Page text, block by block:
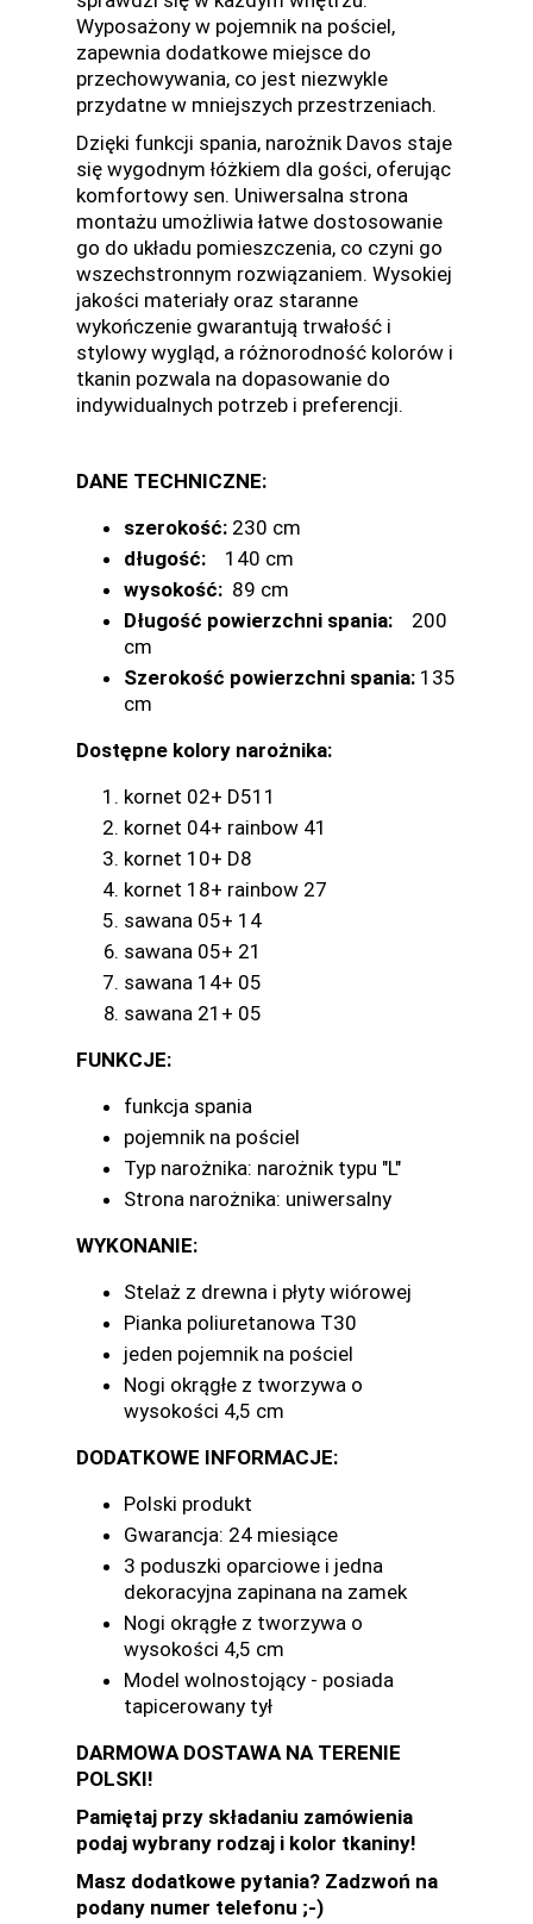
Wyposażony w pojemnik na pościel,
zapewnia dodatkowe miejsce do
przechowywania, co jest niezwykle
przydatne w mniejszych przestrzeniach.
Dzięki funkcji spania, narożnik Davos staje
się wygodnym łóżkiem dla gości, oferując
komfortowy sen. Uniwersalna strona
montażu umożliwia łatwe dostosowanie
go do układu pomieszczenia, co czyni go
wszechstronnym rozwiązaniem. Wysokiej
jakości materiały oraz staranne
wykończenie gwarantują trwałość i
stylowy wygląd, a różnorodność kolorów i
tkanin pozwala na dopasowanie do
indywidualnych potrzeb i preferencji.
DANE TECHNICZNE:
szerokość: 230 cm
długość:
140 cm
wysokość: 89 cm
Długość powierzchni spania: 200
cm
Szerokość powierzchni spania: 135
cm
Dostępne kolory narożnika:
kornet 02+ D511
kornet 04+ rainbow 41
kornet 10+ D8
kornet 18+ rainbow 27
sawana 05+ 14
sawana 05+ 21
sawana 14+ 05
sawana 21+ 05
FUNKCJE:
funkcja spania
pojemnik na pościel
Typ narożnika: narożnik typu "L"
Strona narożnika: uniwersalny
WYKONANIE:
Stelaż z drewna i płyty wiórowej
Pianka poliuretanowa T30
jeden pojemnik na pościel
Nogi okrągłe z tworzywa o
wysokości 4,5 cm
DODATKOWE INFORMACJE:
Polski produkt
Gwarancja: 24 miesiące
3 poduszki oparciowe i jedna
dekoracyjna zapinana na zamek
Nogi okrągłe z tworzywa o
wysokości 4,5 cm
Model wolnostojący - posiada
tapicerowany tył
DARMOWA DOSTAWA NA TERENIE
POLSKI!
Pamiętaj przy składaniu zamówienia
podaj wybrany rodzaj i kolor tkaniny!
Masz dodatkowe pytania? Zadzwoń na
podany numer telefonu ;-)